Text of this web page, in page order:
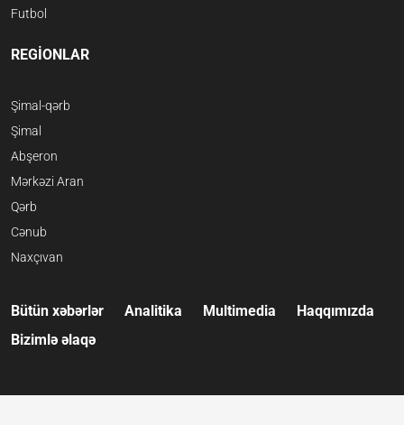
Futbol
REGİONLAR
Şimal-qərb
Şimal
Abşeron
Mərkəzi Aran
Qərb
Cənub
Naxçıvan
Bütün xəbərlər Analitika Multimedia
Haqqımızda
Bizimlə əlaqə